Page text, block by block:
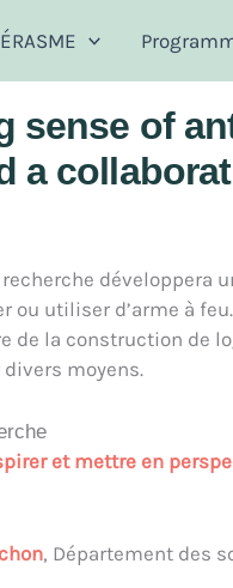
ÉRASME
sense of
a
recherche développera
ou utiliser d’arme à
de la construction de
moyens.
et mettre en
, Département des